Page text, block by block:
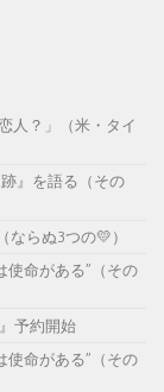
人？」（米・タイ
』を語る（その
ならぬ3つの💛）
使命がある”（その
予約開始
使命がある”（その